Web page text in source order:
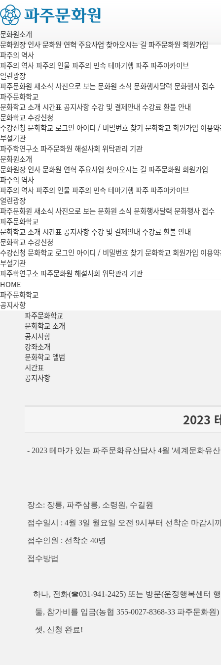
문화원소개
문화원장 인사문화원 연혁 주요사업 찾아오시는 길 파주문화원 회원가입
파주의 역사
파주의 역사파주의 인물파주의 민속 테마기행 파주파주아카이브
열린광장
파주문화원 새소식 사진으로 보는 문화원 소식 문화행사달력 문화행사 접수
파주문화학교
문화학교 소개 시간표공지사항수강 및 결제안내 수강료 환불 안내
문화학교 수강신청
수강신청 문화학교 로그인 아이디 / 비밀번호 찾기 문화학교 회원가입 이용
부설기관
파주학연구소파주문화원 해설사회 위탁관리 기관
문화원소개
문화원장 인사문화원 연혁 주요사업 찾아오시는 길 파주문화원 회원가입
파주의 역사
파주의 역사파주의 인물파주의 민속 테마기행 파주파주아카이브
열린광장
파주문화원 새소식 사진으로 보는 문화원 소식 문화행사달력 문화행사 접수
파주문화학교
문화학교 소개 시간표공지사항수강 및 결제안내 수강료 환불 안내
문화학교 수강신청
수강신청 문화학교 로그인 아이디 / 비밀번호 찾기 문화학교 회원가입 이용
부설기관
파주학연구소파주문화원 해설사회 위탁관리 기관
HOME
파주문화학교
공지사항
파주문화학교
문화학교 소개
공지사항
강좌소개
문화학교 앨범
시간표
공지사항
2023
- 2023 테마가 있는 파주문화유산답사 4월 '세계문화유
장소: 장릉, 파주삼릉, 소령원, 수길원
접수일시 : 4월 3일 월요일 오전 9시부터 선착순 마감시
접수인원 : 선착순 40명
접수방법
하나, 전화(☎031-941-2425) 또는 방문(운정행복센터
둘, 참가비를 입금(농협 355-0027-8368-33 파주문화원)
셋, 신청 완료!